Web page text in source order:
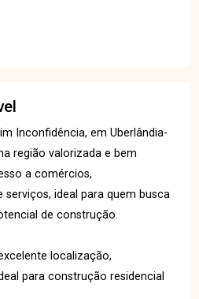
Inconfidência, em Uberlândia-
região valorizada e bem
a comércios,
serviços, ideal para quem busca
de construção.
localização,
para construção residencial